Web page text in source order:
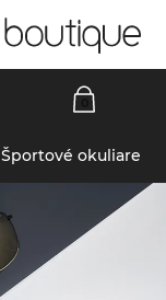
Športové okuliare